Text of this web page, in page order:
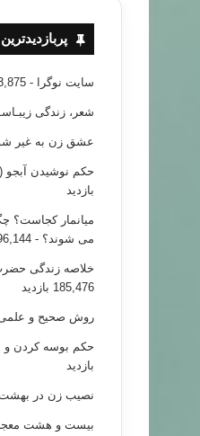
سایت نوگرا - 823,875 بازدید
شعر، زندگی
عشق زن به غیر
حکم نوشیدن آبجو
بازدید
میانمار کجاست؟
می شوند؟ - 196,144 بازدید
خلاصه زندگی
185,476 بازدید
روش صحیح و
حکم بوسه کردن و
بازدید
نصیب زن در
بیست و هشت